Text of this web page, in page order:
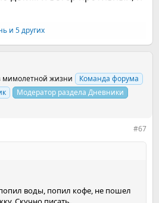
и 5 других
мимолетной жизни
Команда форума
Модератор раздела Дневники
#67
воды, попил кофе, не пошел